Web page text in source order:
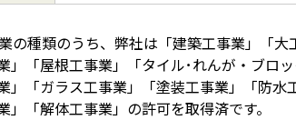
の種類のうち、弊社は「建築工事業」「
」「屋根工事業」「タイル･れんが・ブロ
」「ガラス工事業」「塗装工事業」「防
」「解体工事業」の許可を取得済です。